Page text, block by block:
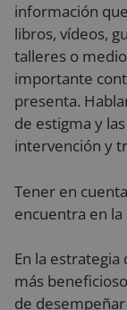
información
libros, vídeos,
talleres o
importante
presenta.
de estigma y
intervención y
Tener en
encuentra en la
En la estrategia
más
de